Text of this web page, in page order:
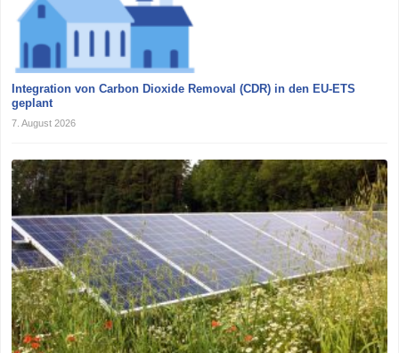
Integration von Carbon Dioxide Removal (CDR) in den EU-ETS
geplant
7. August 2026